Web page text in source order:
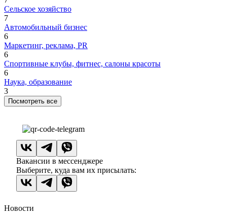
Сельское хозяйство
7
Автомобильный бизнес
6
Маркетинг, реклама, PR
6
Спортивные клубы, фитнес, салоны красоты
6
Наука, образование
3
Посмотреть все
Вакансии в мессенджере
Выберите, куда вам их присылать:
Новости